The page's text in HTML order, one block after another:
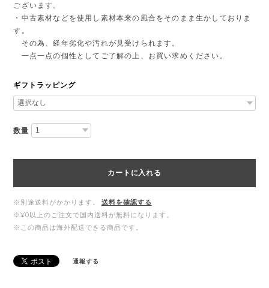
ございます。
・中古素材などを使用し素材本来の風合をそのまま生かしておりま
す。
その為、経年劣化や汚れが見受けられます。
一点一点の個性としてご了解の上、お買い求めください。
ギフトラッピング
数量
カートに入れる
※別途送料がかかります。
送料を確認する
※¥0以上のご注文で国内送料が無料になります。
※この商品は海外配送できる商品です。
通報する